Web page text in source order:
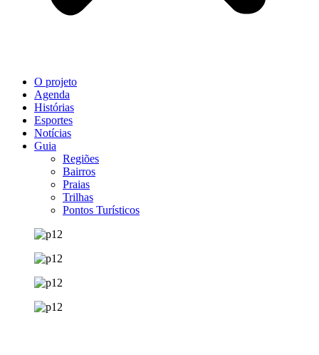
O projeto
Agenda
Histórias
Esportes
Notícias
Guia
Regiões
Bairros
Praias
Trilhas
Pontos Turísticos